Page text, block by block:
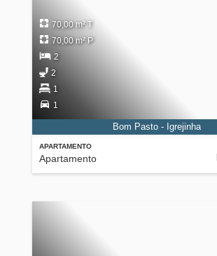
APARTAMENTO
Apartamento
70,00 m² T
70,00 m² P
2
2
1
1
Bom Pasto - Igrejinha